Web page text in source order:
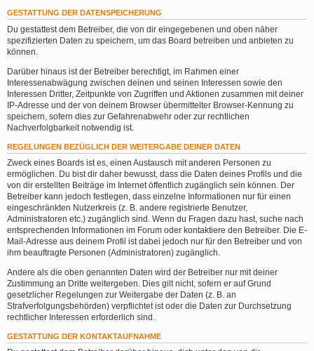
GESTATTUNG DER DATENSPEICHERUNG
Du gestattest dem Betreiber, die von dir eingegebenen und oben näher
spezifizierten Daten zu speichern, um das Board betreiben und anbieten zu
können.
Darüber hinaus ist der Betreiber berechtigt, im Rahmen einer
Interessenabwägung zwischen deinen und seinen Interessen sowie den
Interessen Dritter, Zeitpunkte von Zugriffen und Aktionen zusammen mit deiner
IP-Adresse und der von deinem Browser übermittelter Browser-Kennung zu
speichern, sofern dies zur Gefahrenabwehr oder zur rechtlichen
Nachverfolgbarkeit notwendig ist.
REGELUNGEN BEZÜGLICH DER WEITERGABE DEINER DATEN
Zweck eines Boards ist es, einen Austausch mit anderen Personen zu
ermöglichen. Du bist dir daher bewusst, dass die Daten deines Profils und die
von dir erstellten Beiträge im Internet öffentlich zugänglich sein können. Der
Betreiber kann jedoch festlegen, dass einzelne Informationen nur für einen
eingeschränkten Nutzerkreis (z. B. andere registrierte Benutzer,
Administratoren etc.) zugänglich sind. Wenn du Fragen dazu hast, suche nach
entsprechenden Informationen im Forum oder kontaktiere den Betreiber. Die E-
Mail-Adresse aus deinem Profil ist dabei jedoch nur für den Betreiber und von
ihm beauftragte Personen (Administratoren) zugänglich.
Andere als die oben genannten Daten wird der Betreiber nur mit deiner
Zustimmung an Dritte weitergeben. Dies gilt nicht, sofern er auf Grund
gesetzlicher Regelungen zur Weitergabe der Daten (z. B. an
Strafverfolgungsbehörden) verpflichtet ist oder die Daten zur Durchsetzung
rechtlicher Interessen erforderlich sind.
GESTATTUNG DER KONTAKTAUFNAHME